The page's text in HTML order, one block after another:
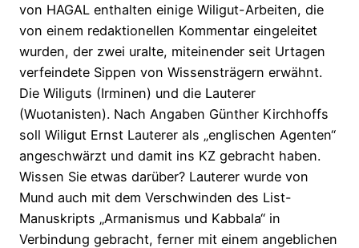
von HAGAL enthalten einige Wiligut-Arbeiten, die
von einem redaktionellen Kommentar eingeleitet
wurden, der zwei uralte, miteinender seit Urtagen
verfeindete Sippen von Wissensträgern erwähnt.
Die Wiliguts (Irminen) und die Lauterer
(Wuotanisten). Nach Angaben Günther Kirchhoffs
soll Wiligut Ernst Lauterer als „englischen Agenten“
angeschwärzt und damit ins KZ gebracht haben.
Wissen Sie etwas darüber? Lauterer wurde von
Mund auch mit dem Verschwinden des List-
Manuskripts „Armanismus und Kabbala“ in
Verbindung gebracht, ferner mit einem angeblichen